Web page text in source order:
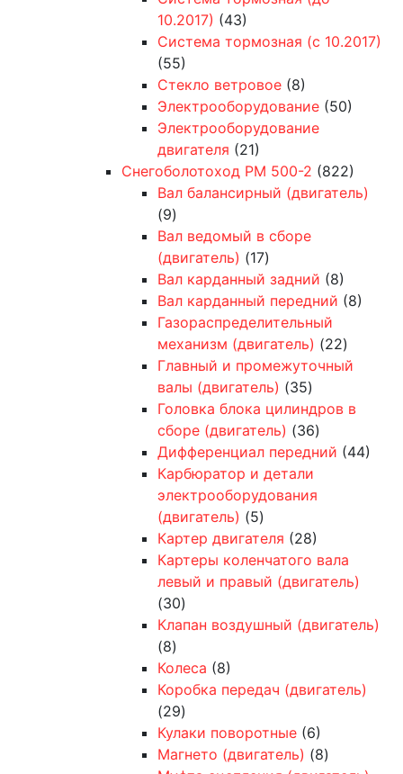
10.2017) (43)
Система тормозная (с 10.2017)
(55)
Стекло ветровое (8)
Электрооборудование (50)
Электрооборудование
двигателя (21)
Снегоболотоход РМ 500-2 (822)
Вал балансирный (двигатель)
(9)
Вал ведомый в сборе
(двигатель) (17)
Вал карданный задний (8)
Вал карданный передний (8)
Газораспределительный
механизм (двигатель) (22)
Главный и промежуточный
валы (двигатель) (35)
Головка блока цилиндров в
сборе (двигатель) (36)
Дифференциал передний (44)
Карбюратор и детали
электрооборудования
(двигатель) (5)
Картер двигателя (28)
Картеры коленчатого вала
левый и правый (двигатель)
(30)
Клапан воздушный (двигатель)
(8)
Колеса (8)
Коробка передач (двигатель)
(29)
Кулаки поворотные (6)
Магнето (двигатель) (8)